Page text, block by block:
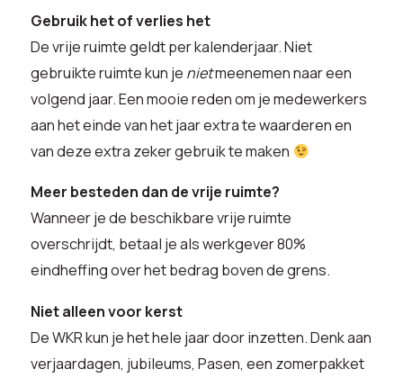
Gebruik het of verlies het
De vrije ruimte geldt per kalenderjaar. Niet
gebruikte ruimte kun je nietmeenemen naar een
volgend jaar. Een mooie reden om je medewerkers
aan het einde van het jaar extra te waarderen en
van deze extra zeker gebruik te maken
Meer besteden dan de vrije ruimte?
Wanneer je de beschikbare vrije ruimte
overschrijdt, betaal je als werkgever 80%
eindheffing over het bedrag boven de grens.
Niet alleen voor kerst
De WKR kun je het hele jaar door inzetten. Denk aan
verjaardagen, jubileums, Pasen, een zomerpakket